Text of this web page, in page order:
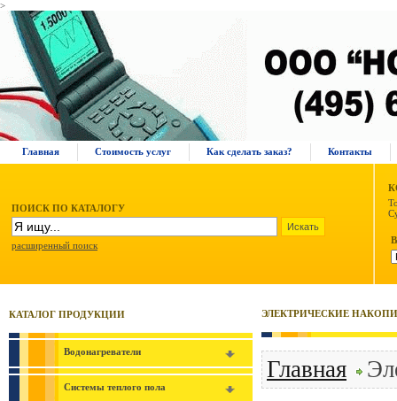
>
Главная Стоимость услуг Как сделать заказ? Контакты
ПОИСК ПО КАТАЛОГУ
расширенный поиск
КАТАЛОГ ПРОДУКЦИИ
Водонагреватели
Системы теплого пола
ЭЛЕКТРИЧЕСКИЕ
Главная